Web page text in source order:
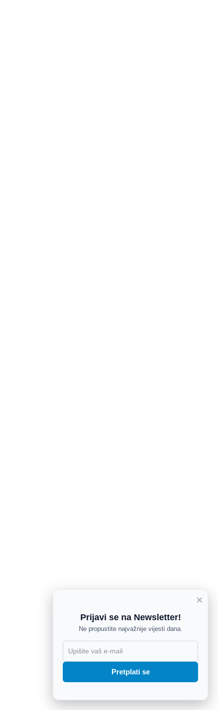
X
×
Prijavi se na Newsletter!
Ne propustite najvažnije vijesti dana.
Pretplati se